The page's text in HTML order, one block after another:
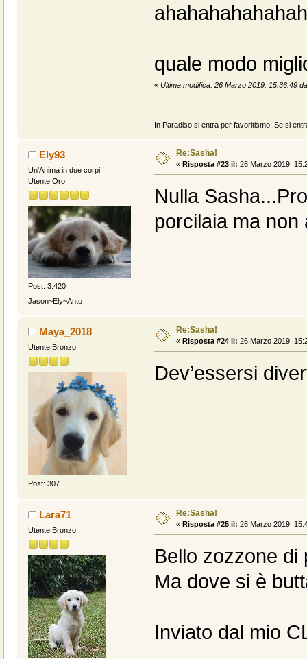
quale modo
« Ultima modifica: 26 Marzo 2019, 15:36:49
In Paradiso si entra per favoritismo. Se si
Ely93
Un'Anima in due corpi.
Utente Oro
Post: 3.420
Jason~Ely~Anto
Re:Sasha!
« Risposta #23 il: 26 Marzo 2019,
Nulla
porcilaia ma
Maya_2018
Utente Bronzo
Post: 307
Re:Sasha!
« Risposta #24 il: 26 Marzo 2019,
Dev’essersi
Lara71
Utente Bronzo
Re:Sasha!
« Risposta #25 il: 26 Marzo 2019,
Bello zozzone di
Ma dove si è
Inviato dal mio